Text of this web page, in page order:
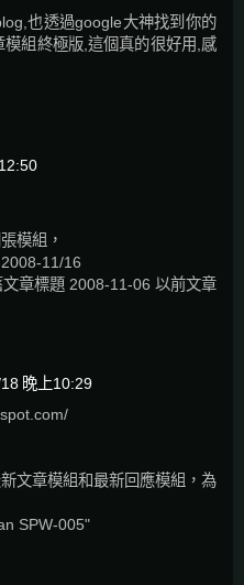
也透過google大神找到你的
組終極版,這個真的很好用,感
模組，
11/16
章標題 2008-11-06 以前文章
晚上10:29
文章模組和最新回應模組，為
SPW-005"